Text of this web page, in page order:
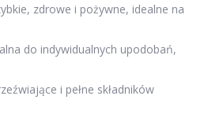
zdrowe i pożywne, idealne na
do indywidualnych upodobań,
i pełne składników